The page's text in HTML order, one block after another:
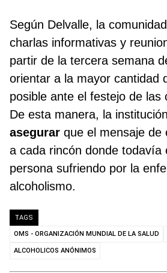
Según Delvalle, la
charlas informativas y
partir de la tercera semana
orientar a la mayor cantidad
posible ante el festejo de las
De esta manera, la institución
asegurar que el mensaje de
a cada rincón donde todavía
persona sufriendo por la
alcoholismo.
TAGS
OMS - ORGANIZACIÓN MUNDIAL DE LA SALUD
ALCOHOLICOS ANÓNIMOS